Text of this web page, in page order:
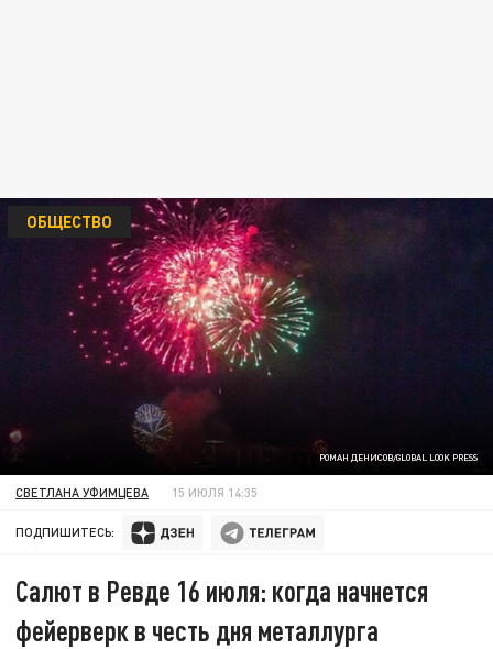
РОМАН ДЕНИСОВ/GLOBAL LOOK PRESS
ОБЩЕСТВО
СВЕТЛАНА УФИМЦЕВА 15 ИЮЛЯ 14:35
ПОДПИШИТЕСЬ:
Салют в Ревде 16 июля: когда начнется
фейерверк в честь дня металлурга